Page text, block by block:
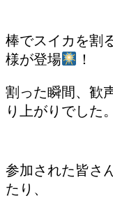
棒でスイカを割
様が登場
！
割った瞬間、歓
り上がりでした。
参加された皆さ
たり、